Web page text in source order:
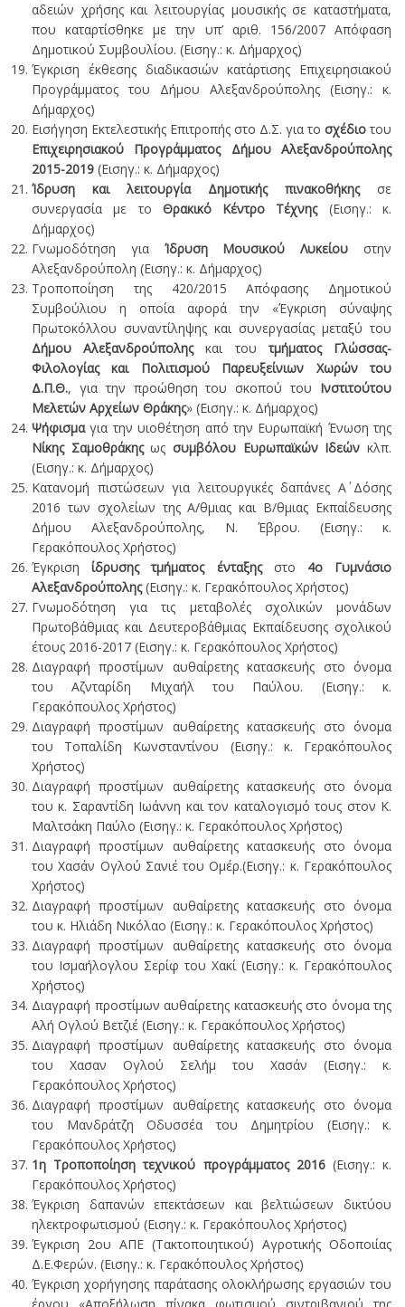
αδειών χρήσης και λειτουργίας μουσικής σε καταστήματα,
που καταρτίσθηκε με την υπ’ αριθ. 156/2007 Απόφαση
Δημοτικού Συμβουλίου. (Εισηγ.: κ. Δήμαρχος)
Έγκριση έκθεσης διαδικασιών κατάρτισης Επιχειρησιακού
Προγράμματος του Δήμου Αλεξανδρούπολης (Εισηγ.: κ.
Δήμαρχος)
Εισήγηση Εκτελεστικής Επιτροπής στο Δ.Σ. για το σχέδιο του
Επιχειρησιακού Προγράμματος Δήμου Αλεξανδρούπολης
2015-2019 (Εισηγ.: κ. Δήμαρχος)
Ίδρυση και λειτουργία Δημοτικής πινακοθήκηςσε
συνεργασία με το Θρακικό Κέντρο Τέχνης(Εισηγ.: κ.
Δήμαρχος)
Γνωμοδότηση για Ίδρυση Μουσικού Λυκείου στην
Αλεξανδρούπολη (Εισηγ.: κ. Δήμαρχος)
Τροποποίηση της 420/2015 Απόφασης Δημοτικού
Συμβούλιου η οποία αφορά την «Έγκριση σύναψης
Πρωτοκόλλου συναντίληψης και συνεργασίας μεταξύ του
Δήμου Αλεξανδρούποληςκαι τουτμήματος Γλώσσας-
Φιλολογίας και Πολιτισμού Παρευξείνιων Χωρών του
Δ.Π.Θ., για την προώθηση του σκοπού του Ινστιτούτου
Μελετών Αρχείων Θράκης» (Εισηγ.: κ. Δήμαρχος)
Ψήφισμαγια την υιοθέτηση από την Ευρωπαϊκή Ένωση της
Νίκης Σαμοθράκηςως συμβόλου Ευρωπαϊκών Ιδεών κλπ.
(Εισηγ.: κ. Δήμαρχος)
Κατανομή πιστώσεων για λειτουργικές δαπάνες Α΄ Δόσης
2016 των σχολείων της Α/θμιας και Β/θμιας Εκπαίδευσης
Δήμου Αλεξανδρούπολης, Ν. Έβρου. (Εισηγ.: κ.
Γερακόπουλος Χρήστος)
Έγκρισηίδρυσης τμήματος ένταξηςστο 4ο Γυμνάσιο
Αλεξανδρούπολης(Εισηγ.: κ. Γερακόπουλος Χρήστος)
Γνωμοδότηση για τις μεταβολές σχολικών μονάδων
Πρωτοβάθμιας και Δευτεροβάθμιας Εκπαίδευσης σχολικού
έτους 2016-2017 (Εισηγ.: κ. Γερακόπουλος Χρήστος)
Διαγραφή προστίμων αυθαίρετης κατασκευής στο όνομα
του Αζνταρίδη Μιχαήλ του Παύλου. (Εισηγ.: κ.
Γερακόπουλος Χρήστος)
Διαγραφή προστίμων αυθαίρετης κατασκευής στο όνομα
του Τοπαλίδη Κωνσταντίνου (Εισηγ.: κ. Γερακόπουλος
Χρήστος)
Διαγραφή προστίμων αυθαίρετης κατασκευής στο όνομα
του κ. Σαραντίδη Ιωάννη και τον καταλογισμό τους στον Κ.
Μαλτσάκη Παύλο (Εισηγ.: κ. Γερακόπουλος Χρήστος)
Διαγραφή προστίμων αυθαίρετης κατασκευής στο όνομα
του Χασάν Ογλού Σανιέ του Ομέρ.(Εισηγ.: κ. Γερακόπουλος
Χρήστος)
Διαγραφή προστίμων αυθαίρετης κατασκευής στο όνομα
του κ. Ηλιάδη Νικόλαο (Εισηγ.: κ. Γερακόπουλος Χρήστος)
Διαγραφή προστίμων αυθαίρετης κατασκευής στο όνομα
του Ισμαήλογλου Σερίφ του Χακί (Εισηγ.: κ. Γερακόπουλος
Χρήστος)
Διαγραφή προστίμων αυθαίρετης κατασκευής στο όνομα της
Αλή Ογλού Βετζιέ (Εισηγ.: κ. Γερακόπουλος Χρήστος)
Διαγραφή προστίμων αυθαίρετης κατασκευής στο όνομα
του Χασαν Ογλού Σελήμ του Χασάν (Εισηγ.: κ.
Γερακόπουλος Χρήστος)
Διαγραφή προστίμων αυθαίρετης κατασκευής στο όνομα
του Μανδράτζη Οδυσσέα του Δημητρίου (Εισηγ.: κ.
Γερακόπουλος Χρήστος)
1η Τροποποίηση τεχνικού προγράμματος 2016(Εισηγ.: κ.
Γερακόπουλος Χρήστος)
Έγκριση δαπανών επεκτάσεων και βελτιώσεων δικτύου
ηλεκτροφωτισμού (Εισηγ.: κ. Γερακόπουλος Χρήστος)
Έγκριση 2ου ΑΠΕ (Τακτοποιητικού) Αγροτικής Οδοποιίας
Δ.Ε.Φερών. (Εισηγ.: κ. Γερακόπουλος Χρήστος)
Έγκριση χορήγησης παράτασης ολοκλήρωσης εργασιών του